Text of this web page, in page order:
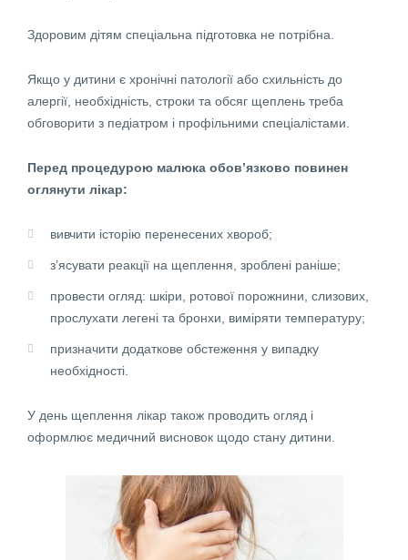
Здоровим дітям спеціальна підготовка не потрібна.
Якщо у дитини є хронічні патології або схильність до
алергії, необхідність, строки та обсяг щеплень треба
обговорити з педіатром і профільними спеціалістами.
Перед процедурою малюка обов’язково повинен
оглянути лікар:
вивчити історію перенесених хвороб;
з’ясувати реакції на щеплення, зроблені раніше;
провести огляд: шкіри, ротової порожнини, слизових,
прослухати легені та бронхи, виміряти температуру;
призначити додаткове обстеження у випадку
необхідності.
У день щеплення лікар також проводить огляд і
оформлює медичний висновок щодо стану дитини.